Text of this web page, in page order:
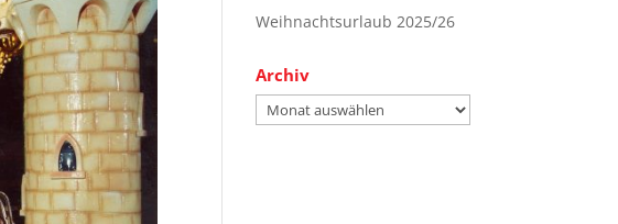
Weihnachtsurlaub 2025/26
Archiv
Archiv